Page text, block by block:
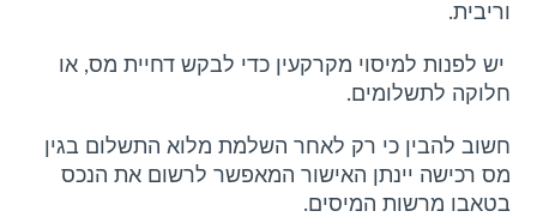
וריבית.
יש לפנות למיסוי מקרקעין כדי לבקש דחיית מס, או
חלוקה לתשלומים.
חשוב להבין כי רק לאחר השלמת מלוא התשלום בגין
מס רכישה יינתן האישור המאפשר לרשום את הנכס
בטאבו מרשות המיסים.